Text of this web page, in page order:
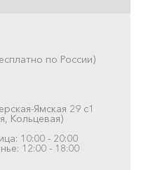
по России)
Ямская 29 с1
Кольцевая)
10:00 - 20:00
12:00 - 18:00